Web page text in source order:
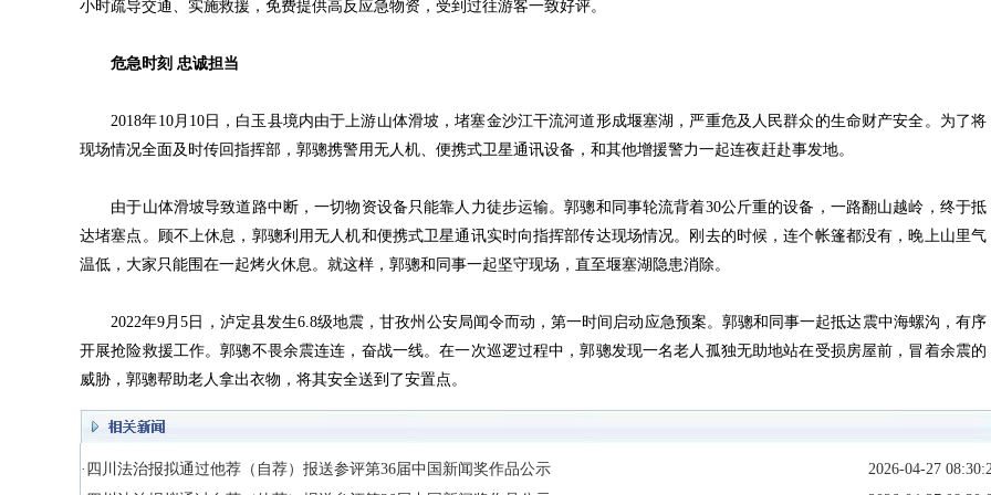
小时疏导交通、实施救援，免费提供高反应急物资，受到过往游客一致好评。
危急时刻 忠诚担当
2018年10月10日，白玉县境内由于上游山体滑坡，堵塞金沙江干流河道形成堰塞湖，严重危及人民群众的生命财产安全。为了将
现场情况全面及时传回指挥部，郭骢携警用无人机、便携式卫星通讯设备，和其他增援警力一起连夜赶赴事发地。
由于山体滑坡导致道路中断，一切物资设备只能靠人力徒步运输。郭骢和同事轮流背着30公斤重的设备，一路翻山越岭，终于抵
达堵塞点。顾不上休息，郭骢利用无人机和便携式卫星通讯实时向指挥部传达现场情况。刚去的时候，连个帐篷都没有，晚上山里气
温低，大家只能围在一起烤火休息。就这样，郭骢和同事一起坚守现场，直至堰塞湖隐患消除。
2022年9月5日，泸定县发生6.8级地震，甘孜州公安局闻令而动，第一时间启动应急预案。郭骢和同事一起抵达震中海螺沟，有序
开展抢险救援工作。郭骢不畏余震连连，奋战一线。在一次巡逻过程中，郭骢发现一名老人孤独无助地站在受损房屋前，冒着余震的
威胁，郭骢帮助老人拿出衣物，将其安全送到了安置点。
·四川法治报拟通过他荐（自荐）报送参评第36届中国新闻奖作品公示
2026-04-27